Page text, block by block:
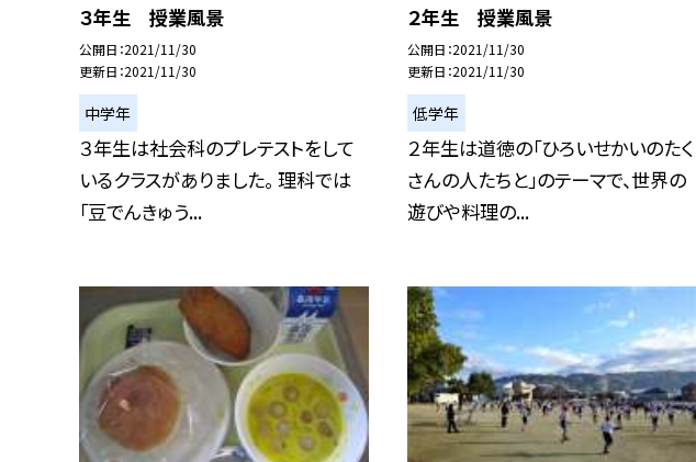
３年生 授業風景
公開日 2021/11/30
更新日 2021/11/30
中学年
３年生は社会科のプレテストをして
いるクラスがありました。 理科では
「豆でんきゅう...
２年生 授業風景
公開日 2021/11/30
更新日 2021/11/30
低学年
２年生は道徳の「ひろいせかいのたく
さんの人たちと」のテーマで、世界の
遊びや料理の...